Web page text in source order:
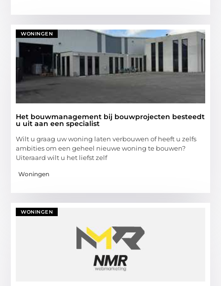
WONINGEN
Het bouwmanagement bij bouwprojecten besteedt
u uit aan een specialist
Wilt u graag uw woning laten verbouwen of heeft u zelfs
ambities om een geheel nieuwe woning te bouwen?
Uiteraard wilt u het liefst zelf
Woningen
WONINGEN